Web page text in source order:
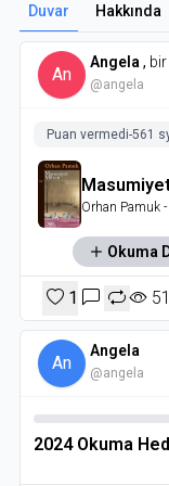
Duvar Hakkında
An
Angela ,
@angela
Puan vermedi-561
Orhan Pamuk-
Okuma
1
An
Angela
@angela
2024 Okuma